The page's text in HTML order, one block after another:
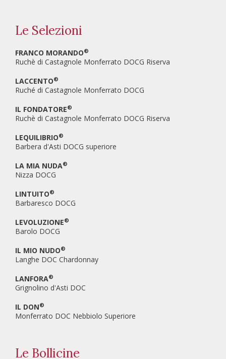
Le Selezioni
FRANCO MORANDO®
Ruchè di Castagnole Monferrato DOCG Riserva
LACCENTO®
Ruché di Castagnole Monferrato DOCG
IL FONDATORE®
Ruchè di Castagnole Monferrato DOCG Riserva
LEQUILIBRIO®
Barbera d'Asti DOCG superiore
LA MIA NUDA®
Nizza DOCG
LINTUITO®
Barbaresco DOCG
LEVOLUZIONE®
Barolo DOCG
IL MIO NUDO®
Langhe DOC Chardonnay
LANFORA®
Grignolino d'Asti DOC
IL DON®
Monferrato DOC Nebbiolo Superiore
Le Bollicine